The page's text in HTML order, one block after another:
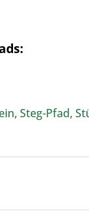
Steg-Pfad,